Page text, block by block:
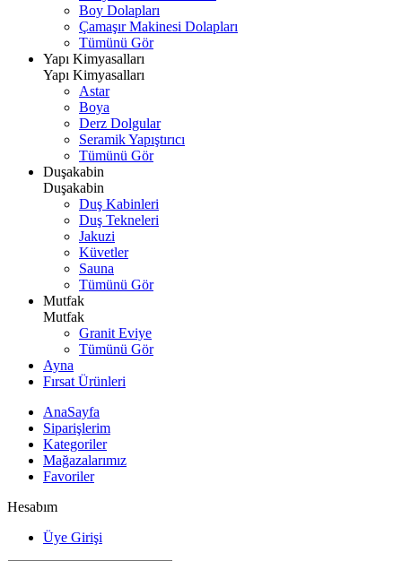
Boy Dolapları
Çamaşır Makinesi Dolapları
Tümünü Gör
Yapı Kimyasalları
Yapı Kimyasalları
Astar
Boya
Derz Dolgular
Seramik Yapıştırıcı
Tümünü Gör
Duşakabin
Duşakabin
Duş Kabinleri
Duş Tekneleri
Jakuzi
Küvetler
Sauna
Tümünü Gör
Mutfak
Mutfak
Granit Eviye
Tümünü Gör
Ayna
Fırsat Ürünleri
AnaSayfa
Siparişlerim
Kategoriler
Mağazalarımız
Favoriler
Hesabım
Üye Girişi